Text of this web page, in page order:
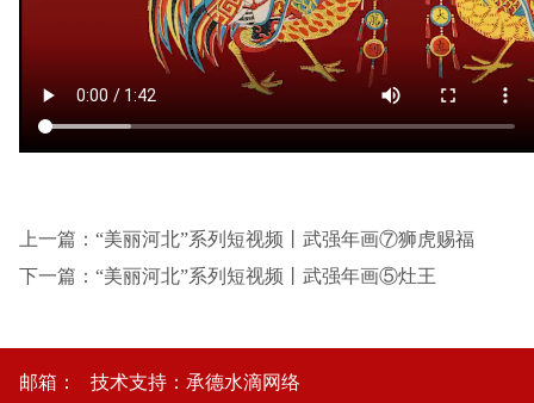
上一篇：“美丽河北”系列短视频丨武强年画⑦狮虎赐福
下一篇：“美丽河北”系列短视频丨武强年画⑤灶王
邮箱： 技术支持： 承德水滴网络